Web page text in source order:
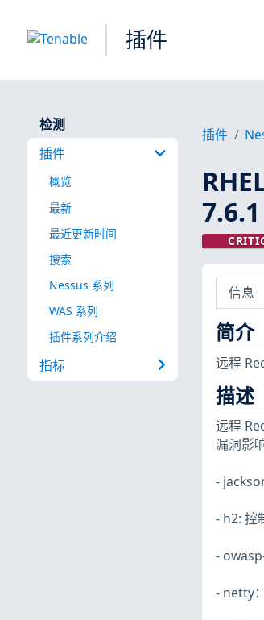
插件
检测
插件
概览
最新
最近更新时间
搜索
Nessus 系列
WAS 系列
插件系列介绍
指标
插件
信息
简介
远程
描述
远程
漏洞影响
-
- h2: 控
-
- netty